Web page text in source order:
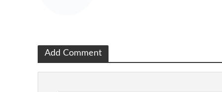
Add Comment